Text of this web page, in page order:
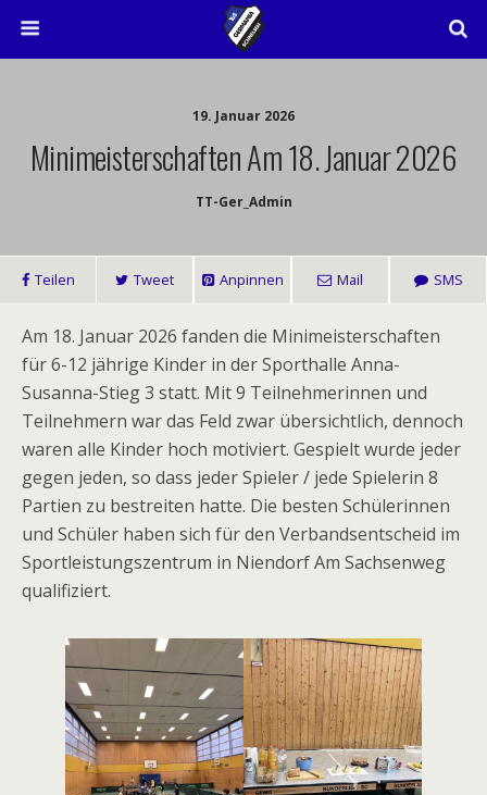
19. Januar 2026
Minimeisterschaften Am 18. Januar 2026
TT-Ger_Admin
Teilen Tweet Anpinnen Mail SMS
Am 18. Januar 2026 fanden die Minimeisterschaften
für 6-12 jährige Kinder in der Sporthalle Anna-
Susanna-Stieg 3 statt. Mit 9 Teilnehmerinnen und
Teilnehmern war das Feld zwar übersichtlich, dennoch
waren alle Kinder hoch motiviert. Gespielt wurde jeder
gegen jeden, so dass jeder Spieler / jede Spielerin 8
Partien zu bestreiten hatte. Die besten Schülerinnen
und Schüler haben sich für den Verbandsentscheid im
Sportleistungszentrum in Niendorf Am Sachsenweg
qualifiziert.